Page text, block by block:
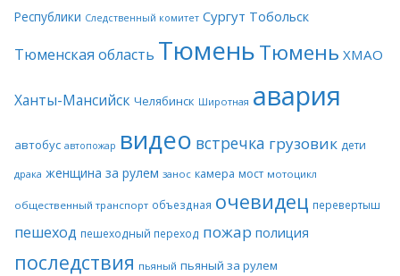
Республики Следственный комитет Сургут Тобольск
Тюменская область ТюменьТюмень ХМАО
Ханты-Мансийск Челябинск Широтная авария
автобус автопожар видео встречка грузовик дети
драка женщина за рулем занос камера мост мотоцикл
общественный транспорт объездная очевидец перевертыш
пешеход пешеходный переход пожар полиция
последствия пьяный пьяный за рулем